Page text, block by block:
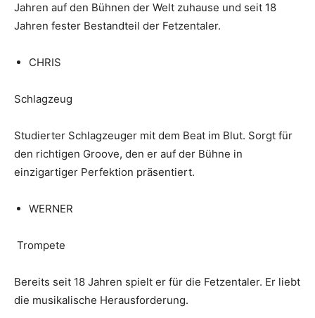
Jahren auf den Bühnen der Welt zuhause und seit 18
Jahren fester Bestandteil der Fetzentaler.
CHRIS
Schlagzeug
Studierter Schlagzeuger mit dem Beat im Blut. Sorgt für
den richtigen Groove, den er auf der Bühne in
einzigartiger Perfektion präsentiert.
WERNER
Trompete
Bereits seit 18 Jahren spielt er für die Fetzentaler. Er liebt
die musikalische Herausforderung.